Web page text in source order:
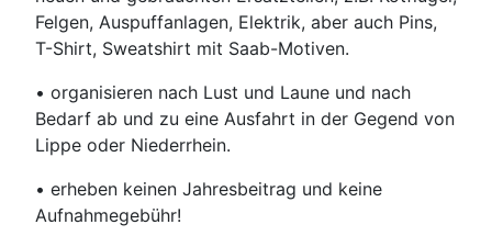
Felgen, Auspuffanlagen, Elektrik, aber auch Pins,
T-Shirt, Sweatshirt mit Saab-Motiven.
• organisieren nach Lust und Laune und nach
Bedarf ab und zu eine Ausfahrt in der Gegend von
Lippe oder Niederrhein.
• erheben keinen Jahresbeitrag und keine
Aufnahmegebühr!